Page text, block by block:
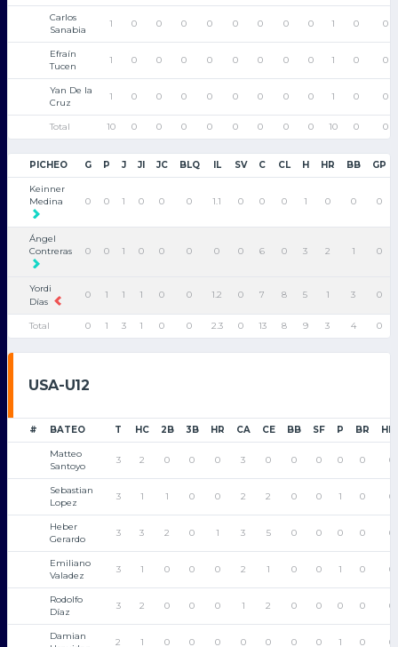
Carlos
Sanabia
1 0 0 0 0 0 0 0 0 1 0 0
Efraín
Tucen
1 0 0 0 0 0 0 0 0 1 0 0
Yan De la
Cruz
1 0 0 0 0 0 0 0 0 1 0 0
Total 10 0 0 0 0 0 0 0 0 10 0 0
PICHEO G P J JI JC BLQ IL SV C CL H HR BB GP
Keinner
Medina
0 0 1 0 0 0 1.1 0 0 0 1 0 0 0
Ángel
Contreras
0 0 1 0 0 0 0 0 6 0 3 2 1 0
Yordi
Días
0 1 1 1 0 0 1.2 0 7 8 5 1 3 0
Total 0 1 3 1 0 0 2.3 0 13 8 9 3 4 0
USA-U12
# BATEO T HC 2B 3B HR CA CE BB SF P BR
Matteo
Santoyo
3 2 0 0 0 3 0 0 0 0 0 0
Sebastian
Lopez
3 1 1 0 0 2 2 0 0 1 0 0
Heber
Gerardo
3 3 2 0 1 3 5 0 0 0 0 0
Emiliano
Valadez
3 1 0 0 0 2 1 0 0 1 0 0
Rodolfo
Díaz
3 2 0 0 0 1 2 0 0 0 0 0
Damian
2 1 0 0 0 0 0 0 0 1 0 0